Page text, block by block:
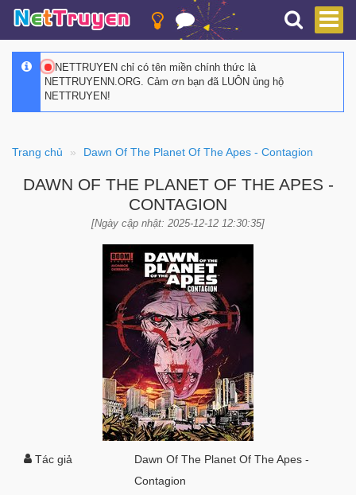
NETTRUYEN chỉ có tên miền chính thức là
NETTRUYENN.ORG. Cảm ơn bạn đã LUÔN ủng hộ
NETTRUYEN!
Trang chủ Dawn Of The Planet Of The Apes - Contagion
DAWN OF THE PLANET OF THE APES -
CONTAGION
[Ngày cập nhật: 2025-12-12 12:30:35]
Tác giả
Dawn Of The Planet Of The Apes -
Contagion